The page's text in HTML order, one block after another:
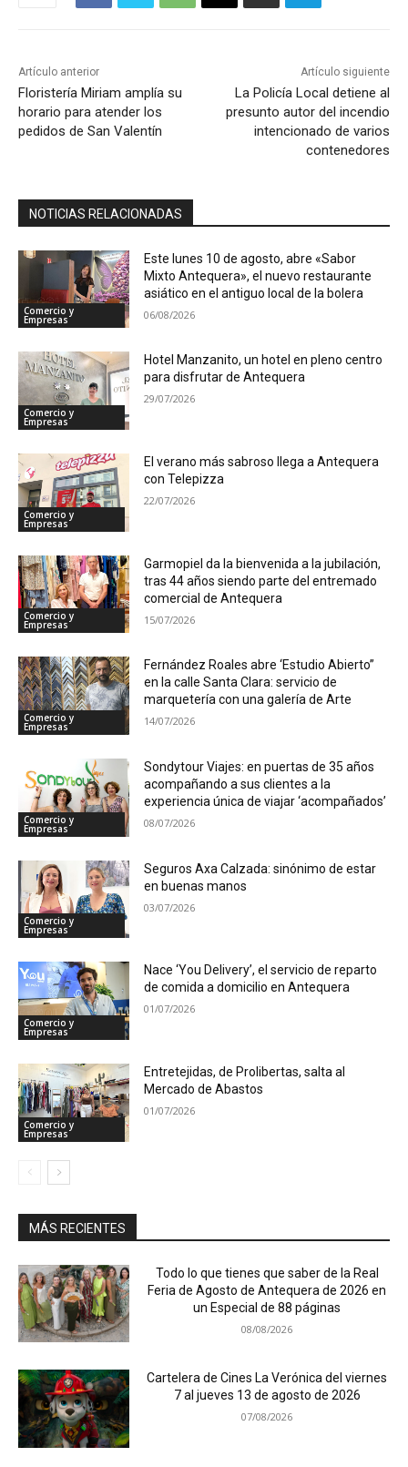
Artículo anterior
Floristería Miriam amplía su
horario para atender los
pedidos de San Valentín
Artículo siguiente
La Policía Local detiene al
presunto autor del incendio
intencionado de varios
contenedores
NOTICIAS RELACIONADAS
Comercio y
Empresas
Este lunes 10 de agosto, abre «Sabor
Mixto Antequera», el nuevo restaurante
asiático en el antiguo local de la bolera
06/08/2026
Comercio y
Empresas
Hotel Manzanito, un hotel en pleno centro
para disfrutar de Antequera
29/07/2026
Comercio y
Empresas
El verano más sabroso llega a Antequera
con Telepizza
22/07/2026
Comercio y
Empresas
Garmopiel da la bienvenida a la jubilación,
tras 44 años siendo parte del entremado
comercial de Antequera
15/07/2026
Comercio y
Empresas
Fernández Roales abre ‘Estudio Abierto”
en la calle Santa Clara: servicio de
marquetería con una galería de Arte
14/07/2026
Comercio y
Empresas
Sondytour Viajes: en puertas de 35 años
acompañando a sus clientes a la
experiencia única de viajar ‘acompañados’
08/07/2026
Comercio y
Empresas
Seguros Axa Calzada: sinónimo de estar
en buenas manos
03/07/2026
Comercio y
Empresas
Nace ‘You Delivery’, el servicio de reparto
de comida a domicilio en Antequera
01/07/2026
Comercio y
Empresas
Entretejidas, de Prolibertas, salta al
Mercado de Abastos
01/07/2026
MÁS RECIENTES
Todo lo que tienes que saber de la Real
Feria de Agosto de Antequera de 2026 en
un Especial de 88 páginas
08/08/2026
Cartelera de Cines La Verónica del viernes
7 al jueves 13 de agosto de 2026
07/08/2026